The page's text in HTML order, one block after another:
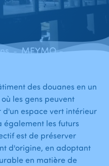
- MEYMO - Transformation de bâtiments existants en bureaux d´architectes et appartements - Molenbeek-St-Jean
des douanes en un
les gens peuvent
espace vert intérieur
les futurs
est de préserver
d'origine, en adoptant
en matière de